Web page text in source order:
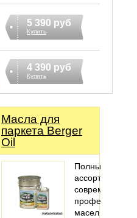
5 390 руб
Купить
4 390 руб
Купить
Масла для
паркета Berger
Oil
Полный
ассортимент
современных
масел